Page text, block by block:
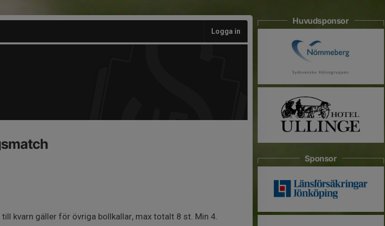
Logga in
kvarn gäller för övriga bollkallar, max totalt 8 st. Min 4.
Huvudsponsor
Sponsor